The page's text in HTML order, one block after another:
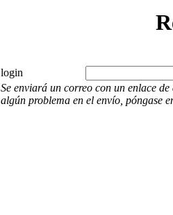
login
Se enviará un correo con un enlace
algún problema en el envío, póngase